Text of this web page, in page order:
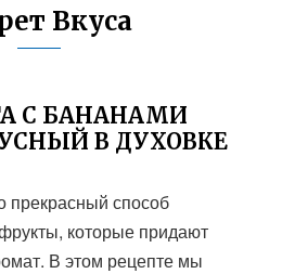
Вкуса
С БАНАНАМИ
В ДУХОВКЕ
прекрасный способ
которые придают
В этом рецепте мы